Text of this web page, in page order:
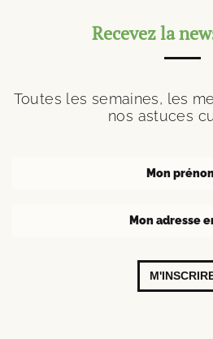
Recevez la
Toutes les semaines, les
nos astuces